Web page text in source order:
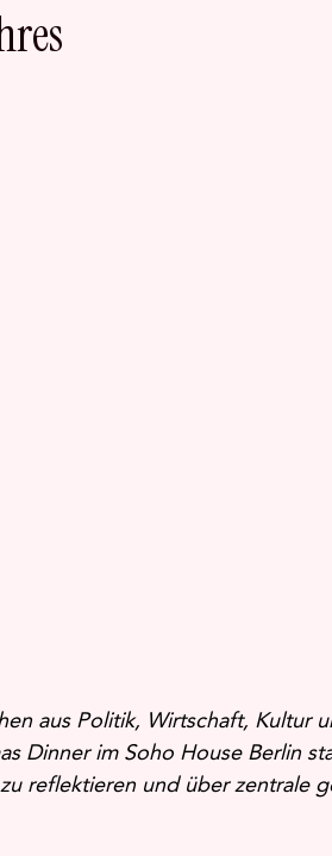
aus Politik, Wirtschaft, Kultur
Dinner im Soho House Berlin
reflektieren und über zentrale